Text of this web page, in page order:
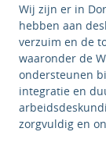
Wij zijn er in
hebben aan
verzuim en de
waaronder de
ondersteunen
integratie en
zorgvuldig en